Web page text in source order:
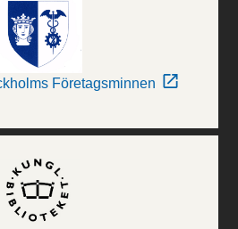
Företagsminnen